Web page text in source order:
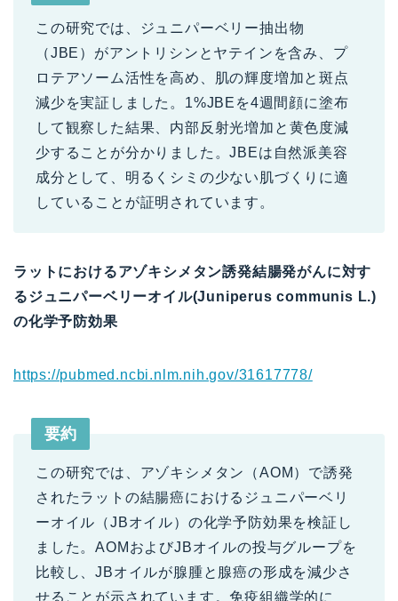
この研究では、ジュニパーベリー抽出物
（JBE）がアントリシンとヤテインを含み、プ
ロテアソーム活性を高め、肌の輝度増加と斑点
減少を実証しました。1%JBEを4週間顔に塗布
して観察した結果、内部反射光増加と黄色度減
少することが分かりました。JBEは自然派美容
成分として、明るくシミの少ない肌づくりに適
していることが証明されています。
ラットにおけるアゾキシメタン誘発結腸発がんに対す
るジュニパーベリーオイル(Juniperus communis L.)
の化学予防効果
https://pubmed.ncbi.nlm.nih.gov/31617778/
要約
この研究では、アゾキシメタン（AOM）で誘発
されたラットの結腸癌におけるジュニパーベリ
ーオイル（JBオイル）の化学予防効果を検証し
ました。AOMおよびJBオイルの投与グループを
比較し、JBオイルが腺腫と腺癌の形成を減少さ
せることが示されています。免疫組織学的に